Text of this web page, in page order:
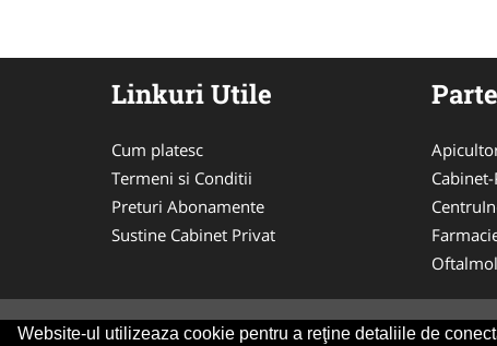
Website-ul utilizeaza cookie pentru a reţine detaliile de
Linkuri Utile
Cum platesc
Termeni si Conditii
Preturi Abonamente
Sustine Cabinet Privat
© 2014-2026 Powered byVilonMedia& Tokaido